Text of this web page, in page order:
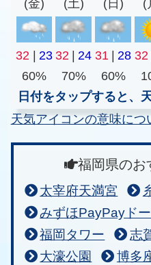
(金)
(土)
(日)
(
32 | 23 32 | 24 31 | 28 32
60%
70% 60%
日付をタップすると、
天気アイコンの意味につ
福岡県のお
太宰府天満宮
みずほPayPayド
福岡タワー
志
大濠公園
博多